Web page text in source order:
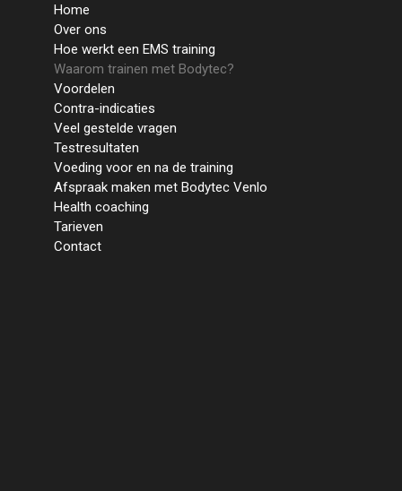
Home
Over ons
Hoe werkt een EMS training
Waarom trainen met Bodytec?
Voordelen
Contra-indicaties
Veel gestelde vragen
Testresultaten
Voeding voor en na de training
Afspraak maken met Bodytec Venlo
Health coaching
Tarieven
Contact
Home